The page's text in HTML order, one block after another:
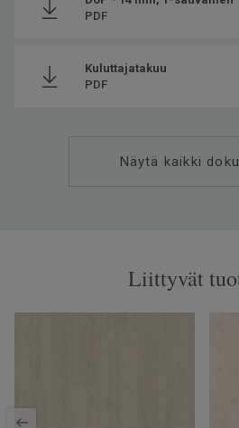
PDF
Kuluttajatakuu
PDF
Näytä kaikki
Liittyvät